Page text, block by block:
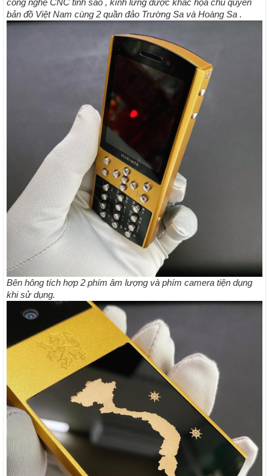
công nghệ CNC tinh sảo , kính lưng được khắc họa chủ quyền
bản đồ Việt Nam cùng 2 quần đảo Trường Sa và Hoàng Sa .
Bên hông tích hợp 2 phím âm lượng và phím camera tiện dụng
khi sử dụng.